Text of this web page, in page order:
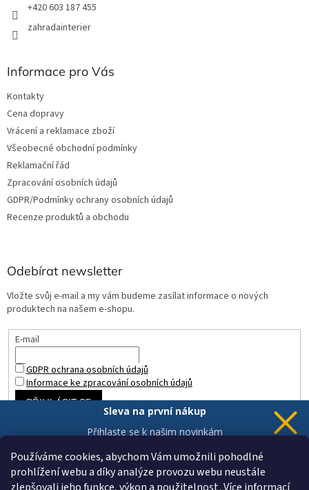
Používáme cookies, abychom Vám umožnili pohodlné
prohlížení webu a díky analýze provozu webu neustále
+420 603 187 455
zahradainterier
Informace pro Vás
Kontakty
Cena dopravy
Vrácení a reklamace zboží
Všeobecné obchodní podmínky
Reklamační řád
Zpracování osobních údajů
GDPR/Podmínky ochrany osobních údajů
Recenze produktů a obchodu
Odebírat newsletter
Vložte svůj e-mail a my vám budeme zasílat informace o nových
produktech na našem e-shopu.
E-mail
GDPR ochrana osobních údajů
Informace ke zpracování osobních údajů
PŘIHLÁSIT SE
Sleva na první nákup
Přihlaste se k našim novinkám